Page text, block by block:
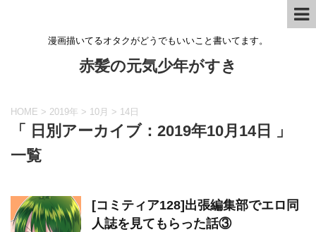
漫画描いてるオタクがどうでもいいこと書いてます。
赤髪の元気少年がすき
HOME > 2019年 > 10月 > 14日
「 日別アーカイブ：2019年10月14日 」
一覧
[コミティア128]出張編集部でエロ同
人誌を見てもらった話③